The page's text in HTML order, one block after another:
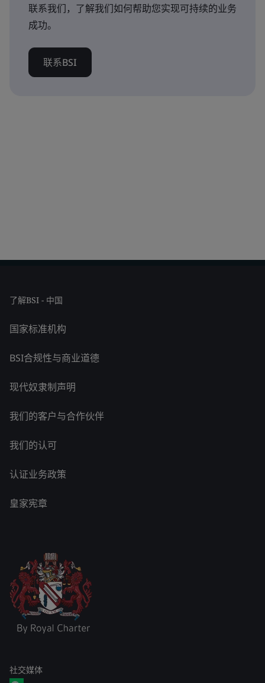
联系我们，了解我们如何帮助您实现可持续的业务
成功。
联系BSI
了解BSI - 中国
国家标准机构
BSI合规性与商业道德
现代奴隶制声明
我们的客户与合作伙伴
我们的认可
认证业务政策
皇家宪章
社交媒体